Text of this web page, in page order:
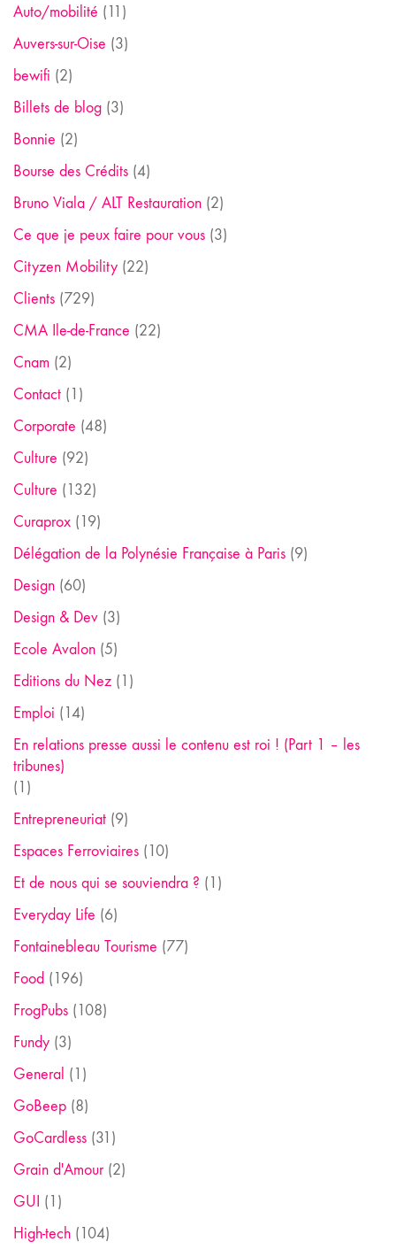
Auto/mobilité (11)
Auvers-sur-Oise (3)
bewifi (2)
Billets de blog (3)
Bonnie (2)
Bourse des Crédits (4)
Bruno Viala / ALT Restauration (2)
Ce que je peux faire pour vous (3)
Cityzen Mobility (22)
Clients (729)
CMA Ile-de-France (22)
Cnam (2)
Contact (1)
Corporate (48)
Culture (92)
Culture (132)
Curaprox (19)
Délégation de la Polynésie Française à Paris (9)
Design (60)
Design & Dev (3)
Ecole Avalon (5)
Editions du Nez (1)
Emploi (14)
En relations presse aussi le contenu est roi ! (Part 1 – les
tribunes)
(1)
Entrepreneuriat (9)
Espaces Ferroviaires (10)
Et de nous qui se souviendra ? (1)
Everyday Life (6)
Fontainebleau Tourisme (77)
Food (196)
FrogPubs (108)
Fundy (3)
General (1)
GoBeep (8)
GoCardless (31)
Grain d'Amour(2)
GUI (1)
High-tech (104)